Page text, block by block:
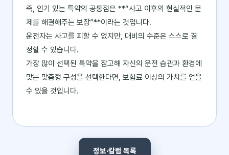
즉, 인기 있는 특약의 공통점은 **“사고 이후의 현실적인 문
제를 해결해주는 보장”**이라는 것입니다.
운전자는 사고를 피할 수 없지만, 대비의 수준은 스스로 결
정할 수 있습니다.
가장 많이 선택된 특약을 참고해 자신의 운전 습관과 환경에
맞는 맞춤형 구성을 선택한다면, 보험료 이상의 가치를 얻을
수 있을 것입니다.
정보·칼럼 목록